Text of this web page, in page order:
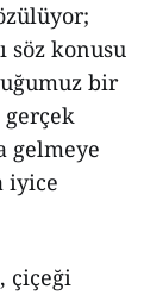
söz konusu
bir
gerçek
gelmeye
iyice
çiçeği